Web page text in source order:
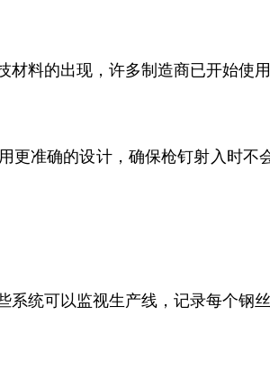
料的出现，许多制造商已开始使
准确的设计，确保枪钉射入时不
统可以监视生产线，记录每个钢